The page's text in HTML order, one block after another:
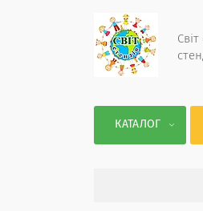
КАТАЛОГ